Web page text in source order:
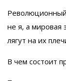
Революционный
не я, а мировая
лягут на их
В чем состоит